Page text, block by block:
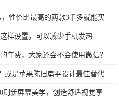
性价比最高的两款3千多就能买
样设置，可以减少手机发热
年费，大家还会不会使用微信？
或是苹果陈旧扁平设计最佳替代
新屏幕美学，创造舒适视觉享